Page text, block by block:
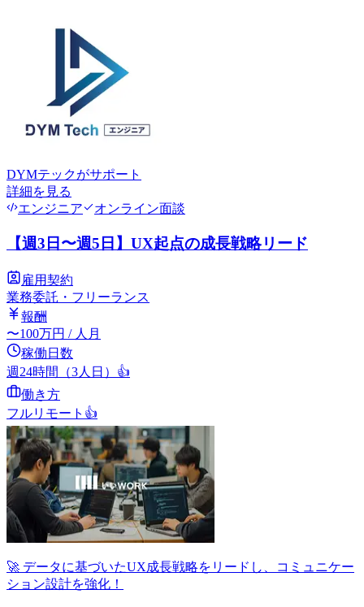
DYMテックがサポート
詳細を見る
エンジニア
オンライン面談
【週3日〜週5日】UX起点の成長戦略リード
雇用契約
業務委託・フリーランス
報酬
〜100万円 / 人月
稼働日数
週24時間（3人日） 👍
働き方
フルリモート 👍
🚀 データに基づいたUX成長戦略をリードし、コミュニケー
ション設計を強化！